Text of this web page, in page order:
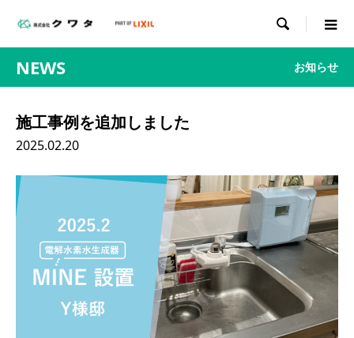

NEWS お知らせ
施工事例を追加しました
2025.02.20